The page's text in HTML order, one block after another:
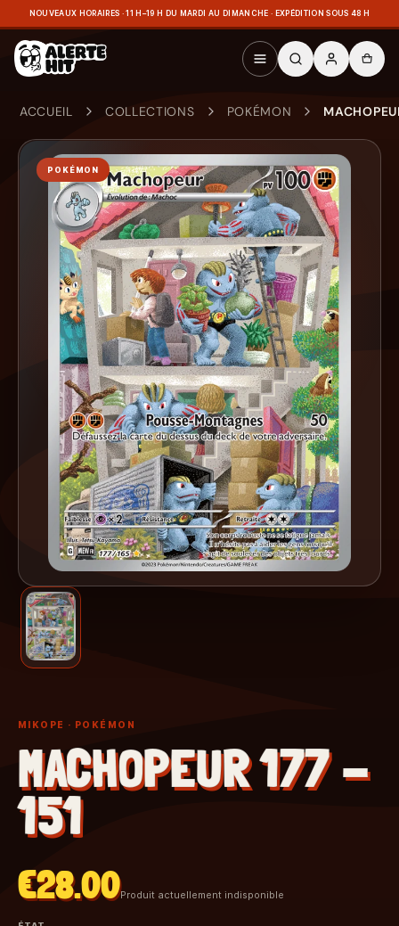
NOUVEAUX HORAIRES · 11 H–19 H DU MARDI AU DIMANCHE · EXPÉDITION SOUS 48 H
ACCUEIL COLLECTIONS POKÉMON
POKÉMON
MIKOPE · POKÉMON
MACHOPEUR 177 -
151
€28.00Produit actuellement indisponible